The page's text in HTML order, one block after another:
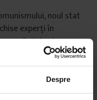
Despre
noul stat
experți în
să ajute și
mii de copii încă
să răspundă la
Există perioade
după care